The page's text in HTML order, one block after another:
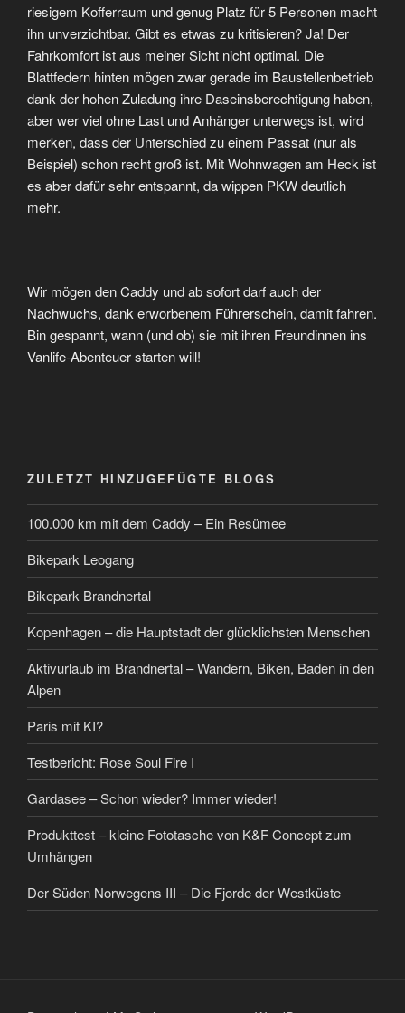
riesigem Kofferraum und genug Platz für 5 Personen macht
ihn unverzichtbar. Gibt es etwas zu kritisieren? Ja! Der
Fahrkomfort ist aus meiner Sicht nicht optimal. Die
Blattfedern hinten mögen zwar gerade im Baustellenbetrieb
dank der hohen Zuladung ihre Daseinsberechtigung haben,
aber wer viel ohne Last und Anhänger unterwegs ist, wird
merken, dass der Unterschied zu einem Passat (nur als
Beispiel) schon recht groß ist. Mit Wohnwagen am Heck ist
es aber dafür sehr entspannt, da wippen PKW deutlich
mehr.
Wir mögen den Caddy und ab sofort darf auch der
Nachwuchs, dank erworbenem Führerschein, damit fahren.
Bin gespannt, wann (und ob) sie mit ihren Freundinnen ins
Vanlife-Abenteuer starten will!
ZULETZT HINZUGEFÜGTE BLOGS
100.000 km mit dem Caddy – Ein Resümee
Bikepark Leogang
Bikepark Brandnertal
Kopenhagen – die Hauptstadt der glücklichsten Menschen
Aktivurlaub im Brandnertal – Wandern, Biken, Baden in den
Alpen
Paris mit KI?
Testbericht: Rose Soul Fire I
Gardasee – Schon wieder? Immer wieder!
Produkttest – kleine Fototasche von K&F Concept zum
Umhängen
Der Süden Norwegens III – Die Fjorde der Westküste